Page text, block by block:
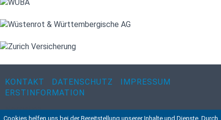
KONTAKT DATENSCHUTZ
IMPRESSUM
ERSTINFORMATION
Navigation
Cookies helfen uns bei der Bereitstellung unserer Inhalte und Dienste. Durch